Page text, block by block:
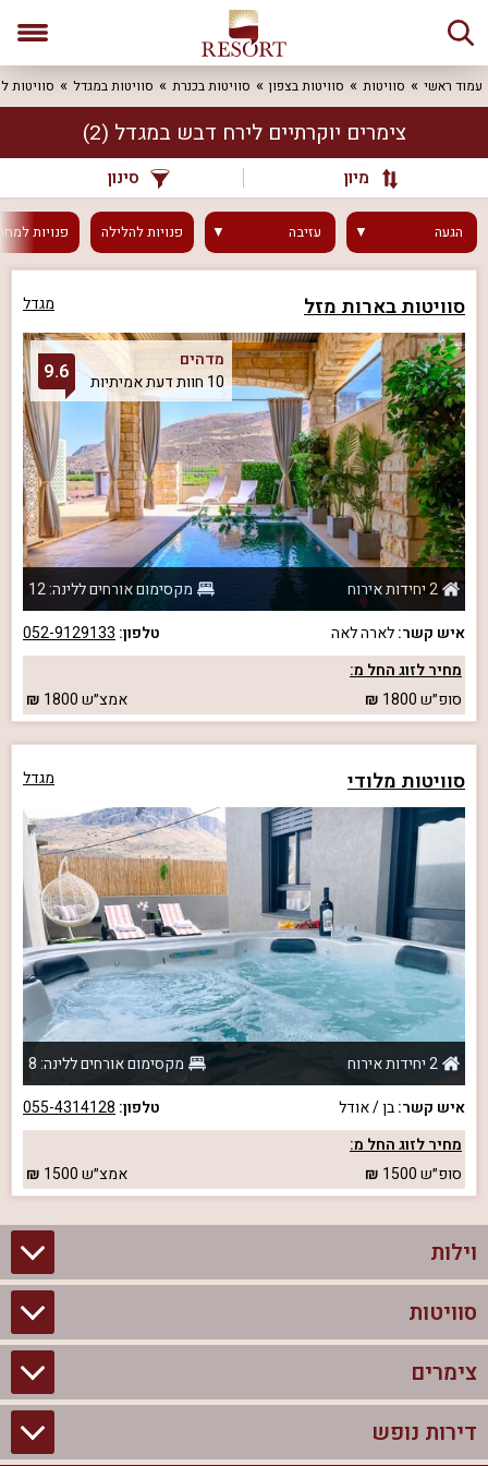
עמוד ראשי סוויטות סוויטות בצפון סוויטות בכנרת סוויטות במגדל סוויטות
צימרים יוקרתיים לירח דבש במגדל (2)
מיון סינון
הגעה עזיבה פנויותלהלילה פנויות
סוויטות בארות מזל מגדל
מדהים
10 חוות דעת אמיתיות
9.6
2 יחידות אירוח
מקסימום אורחים ללינה: 12
איש קשר:לארה לאה טלפון: 052-9129133
מחיר לזוג החל מ:
סופ״ש1800 אמצ״ש1800
סוויטות מלודי מגדל
2 יחידות אירוח
מקסימום אורחים ללינה: 8
איש קשר:בן / אודל טלפון: 055-4314128
מחיר לזוג החל מ:
סופ״ש1500 אמצ״ש1500
וילות
וילות בצפון
וילות להשכרה
סוויטות
סוויטות בצפון
צימרים לזוגות עם בריכה פרטית
צימרים
צימרים בצפון
דירות נופש